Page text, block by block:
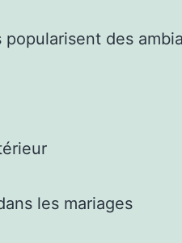
des
les mariages